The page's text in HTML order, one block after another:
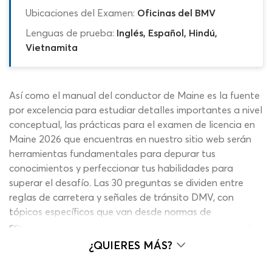
Ubicaciones del Examen: Oficinas del BMV
Lenguas de prueba: Inglés, Español, Hindú,
Vietnamita
Así como el manual del conductor de Maine es la fuente
por excelencia para estudiar detalles importantes a nivel
conceptual, las prácticas para el examen de licencia en
Maine 2026 que encuentras en nuestro sitio web serán
herramientas fundamentales para depurar tus
conocimientos y perfeccionar tus habilidades para
superar el desafío. Las 30 preguntas se dividen entre
reglas de carretera y señales de tránsito DMV, con
tópicos específicos que van desde normas de
comportamiento y uso de cinturón de seguridad hasta
señalamientos viales y rótulos oficiales, pasando por
sustancias prohibidas, multas e infracciones, carteles
¿QUIERES MÁS?